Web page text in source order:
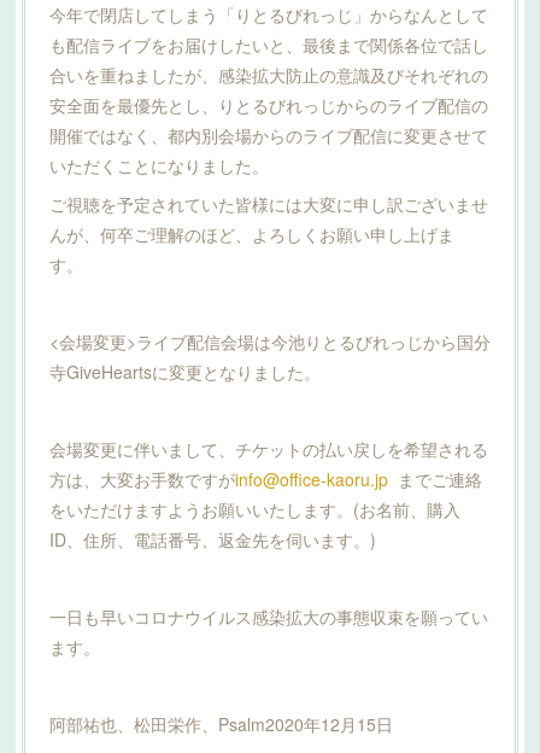
今年で閉店してしまう「りとるびれっじ」からなんとして
も配信ライブをお届けしたいと、最後まで関係各位で話し
合いを重ねましたが、感染拡大防止の意識及びそれぞれの
安全面を最優先とし、りとるびれっじからのライブ配信の
開催ではなく、都内別会場からのライブ配信に変更させて
いただくことになりました。
ご視聴を予定されていた皆様には大変に申し訳ございませ
んが、何卒ご理解のほど、よろしくお願い申し上げま
す。
<会場変更>ライブ配信会場は今池りとるびれっじから国分
寺GiveHeartsに変更となりました。
会場変更に伴いまして、チケットの払い戻しを希望される
方は、大変お手数ですがinfo@office-kaoru.jp までご連絡
をいただけますようお願いいたします。(お名前、購入
ID、住所、電話番号、返金先を伺います。)
一日も早いコロナウイルス感染拡大の事態収束を願ってい
ます。
阿部祐也、松田栄作、Psalm2020年12月15日